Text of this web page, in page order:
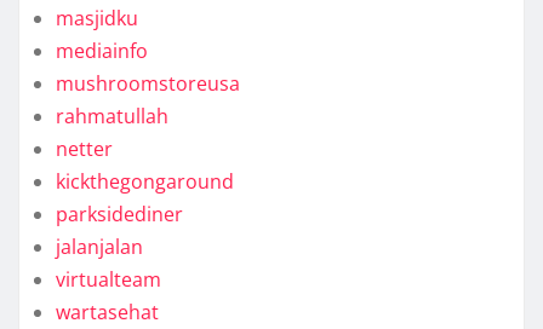
masjidku
mediainfo
mushroomstoreusa
rahmatullah
netter
kickthegongaround
parksidediner
jalanjalan
virtualteam
wartasehat